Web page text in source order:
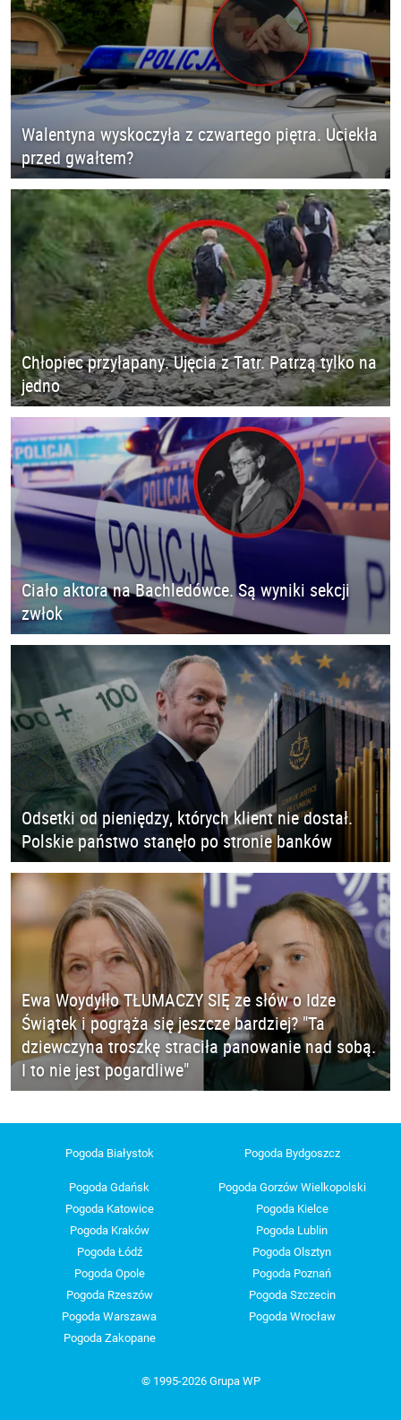
Walentyna wyskoczyła z czwartego piętra. Uciekła
przed gwałtem?
Chłopiec przyłapany. Ujęcia z Tatr. Patrzą tylko na
jedno
Ciało aktora na Bachledówce. Są wyniki sekcji
zwłok
Odsetki od pieniędzy, których klient nie dostał.
Polskie państwo stanęło po stronie banków
Ewa Woydyłło TŁUMACZY SIĘ ze słów o Idze
Świątek i pogrąża się jeszcze bardziej? "Ta
dziewczyna troszkę straciła panowanie nad sobą.
I to nie jest pogardliwe"
Pogoda Białystok Pogoda Bydgoszcz
Pogoda Gdańsk
Pogoda Gorzów Wielkopolski
Pogoda Katowice
Pogoda Kielce
Pogoda Kraków
Pogoda Lublin
Pogoda Łódź
Pogoda Olsztyn
Pogoda Opole
Pogoda Poznań
Pogoda Rzeszów
Pogoda Szczecin
Pogoda Warszawa
Pogoda Wrocław
Pogoda Zakopane
© 1995-2026 Grupa WP